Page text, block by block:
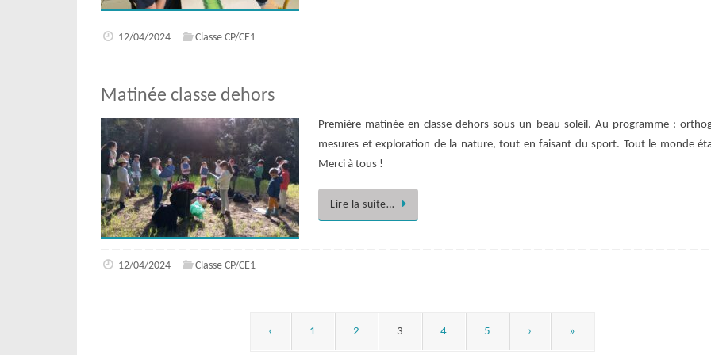
12/04/2024 Classe CP/CE1
Matinée classe dehors
Première matinée en classe dehors sous un beau soleil. Au programme :
mesures et exploration de la nature, tout en faisant du sport. Tout le monde
Merci à tous !
Lire la suite…
12/04/2024 Classe CP/CE1
‹ 1 2 3 4 5 › »